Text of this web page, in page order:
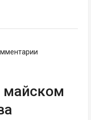
майском